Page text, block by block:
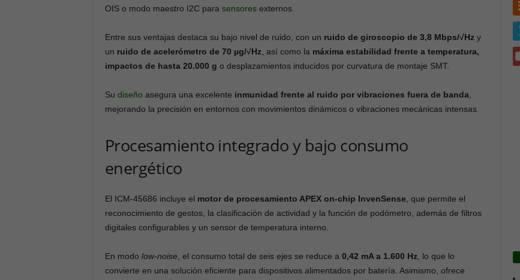
OIS o modo maestro I2C para sensores externos.
Entre sus ventajas destaca su bajo nivel de ruido, con un ruido de giroscopio de 3,8 Mbps/√Hz y
un ruido de acelerómetro de 70 µg/√Hz , así como la máxima estabilidad frente a temperatura,
impactos de hasta 20.000 g o desplazamientos inducidos por curvatura de montaje SMT.
Su diseño asegura una excelente inmunidad frente al ruido por vibraciones fuera de banda
mejorando la precisión en entornos con movimientos dinámicos o vibraciones mecánicas intensas.
Procesamiento integrado y bajo consumo
energético
El ICM-45686 incluye el motor de procesamiento APEX on-chip InvenSense , que permite el
reconocimiento de gestos, la clasificación de actividad y la función de podómetro, además de filtros
digitales configurables y un sensor de temperatura interno.
En modo low-noise , el consumo total de seis ejes se reduce a 0,42 mA a 1.600 Hz , lo que lo
convierte en una solución eficiente para dispositivos alimentados por batería. Asimismo, ofrece